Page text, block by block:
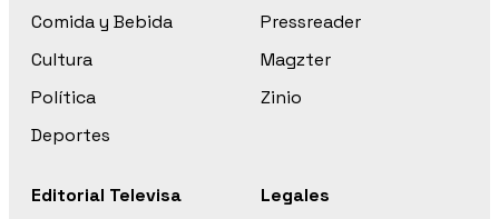
Comida y Bebida
Cultura
Política
Deportes
Pressreader
Magzter
Zinio
Editorial Televisa
Legales